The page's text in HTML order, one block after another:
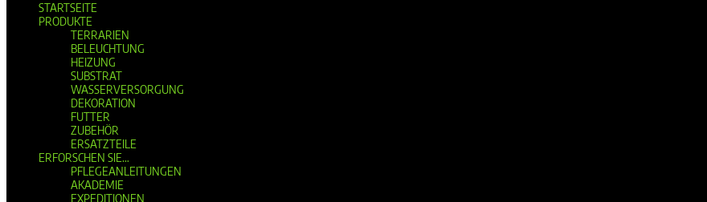
STARTSEITE
PRODUKTE
TERRARIEN
BELEUCHTUNG
HEIZUNG
SUBSTRAT
WASSERVERSORGUNG
DEKORATION
FUTTER
ZUBEHÖR
ERSATZTEILE
ERFORSCHEN SIE…
PFLEGEANLEITUNGEN
AKADEMIE
EXPEDITIONEN